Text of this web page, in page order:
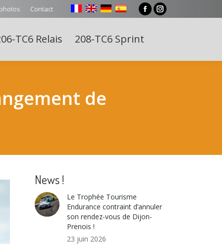
Contact
FacebookInstagram
TC6 Relais 208-TC6 Sprint
de
News !
Le Trophée Tourisme
Endurance contraint d’annuler
son rendez-vous de Dijon-
Prenois !
23 juin 2026